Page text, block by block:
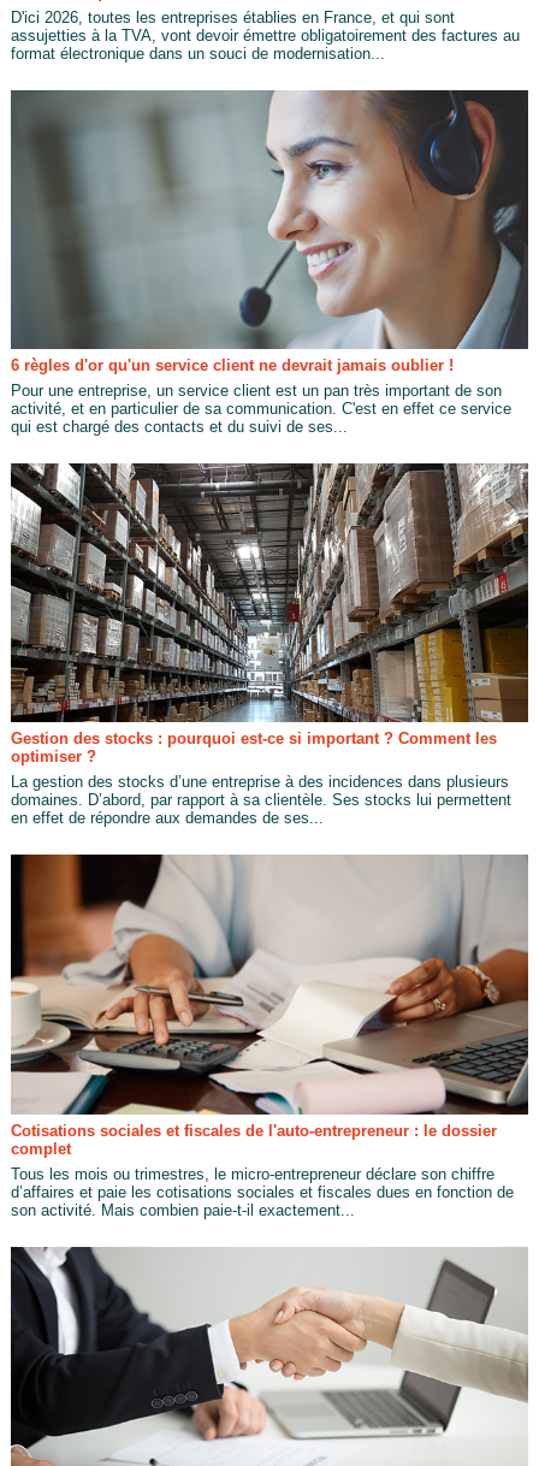
D'ici 2026, toutes les entreprises établies en France, et qui sont
assujetties à la TVA, vont devoir émettre obligatoirement des factures au
format électronique dans un souci de modernisation...
6 règles d'or qu'un service client ne devrait jamais oublier !
Pour une entreprise, un service client est un pan très important de son
activité, et en particulier de sa communication. C'est en effet ce service
qui est chargé des contacts et du suivi de ses...
Gestion des stocks : pourquoi est-ce si important ? Comment les
optimiser ?
La gestion des stocks d’une entreprise à des incidences dans plusieurs
domaines. D’abord, par rapport à sa clientèle. Ses stocks lui permettent
en effet de répondre aux demandes de ses...
Cotisations sociales et fiscales de l'auto-entrepreneur : le dossier
complet
Tous les mois ou trimestres, le micro-entrepreneur déclare son chiffre
d’affaires et paie les cotisations sociales et fiscales dues en fonction de
son activité. Mais combien paie-t-il exactement...